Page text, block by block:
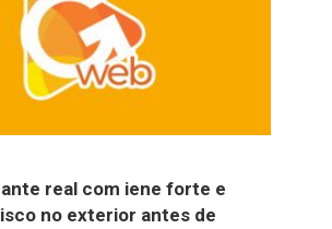
real com iene forte e
no exterior antes de